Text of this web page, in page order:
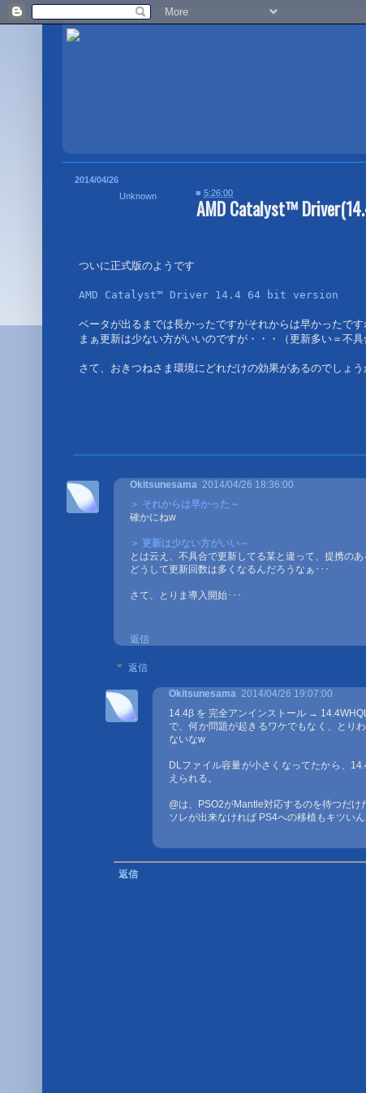
2014/04/26
AMD Catalyst™
ついに正式版のようです
AMD Catalyst™ Driver 14.4 64 bit version
ベータが出るまでは長かったですがそれからは早かったです
まぁ更新は少ない方がいいのですが・・・（更新多い＝不具
Unknown ■5:26:00
Okitsunesama 2014/04/26 18:36:00
＞ それからは早かった～
確かにねw
＞ 更新は少ない方がいい～
とは云え、不具合で更新してる某と違って、提携の
どうして更新回数は多くなるんだろうなぁ･･･
さて、とりま導入開始･･･
返信
返信
Okitsunesama 2014/04/26 19:07:00
14.4β を 完全アンインストール →
で、何か問題が起きるワケでもなく、とり
ないなw
DLファイル容量が小さくなってたから、
えられる。
@は、PSO2がMantle対応するのを待つだけ
ソレが出来なければ PS4への移植もキツいん
返信